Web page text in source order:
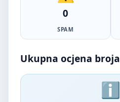
0
SPAM
Ukupna ocjena broja